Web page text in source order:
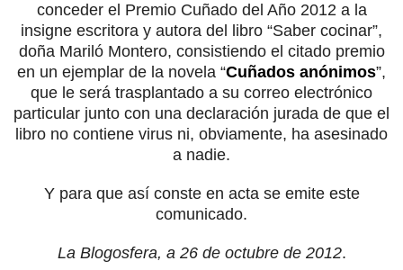
conceder el Premio Cuñado del Año 2012 a la
insigne escritora y autora del libro “Saber cocinar”,
doña Mariló Montero, consistiendo el citado premio
en un ejemplar de la novela “Cuñados anónimos”,
que le será trasplantado a su correo electrónico
particular junto con una declaración jurada de que el
libro no contiene virus ni, obviamente, ha asesinado
a nadie.
Y para que así conste en acta se emite este
comunicado.
La Blogosfera, a 26 de octubre de 2012.